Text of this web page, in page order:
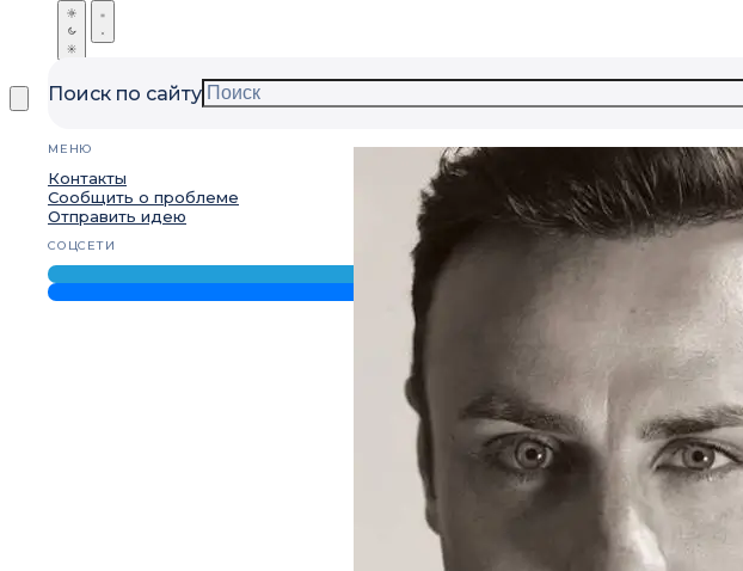
Поиск по сайту
МЕНЮ
Контакты
Сообщить о проблеме
Отправить идею
СОЦСЕТИ